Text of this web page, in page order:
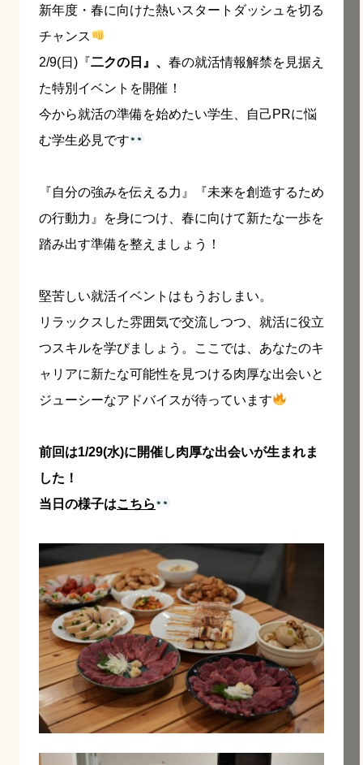
新年度・春に向けた熱いスタートダッシュを切る
チャンス
2/9(日)『二クの日』、 春の就活情報解禁を見据え
た特別イベントを開催！
今から就活の準備を始めたい学生、自己PRに悩
む学生必見です
『自分の強みを伝える力』『未来を創造するため
の行動力』を身につけ、春に向けて新たな一歩を
踏み出す準備を整えましょう！
堅苦しい就活イベントはもうおしまい。
リラックスした雰囲気で交流しつつ、就活に役立
つスキルを学びましょう。ここでは、あなたのキ
ャリアに新たな可能性を見つける肉厚な出会いと
ジューシーなアドバイスが待っています
前回は1/29(水)に開催し肉厚な出会いが生まれま
した！
当日の様子はこちら